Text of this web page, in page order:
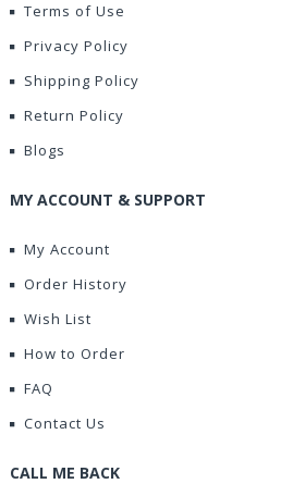
Terms of Use
Privacy Policy
Shipping Policy
Return Policy
Blogs
MY ACCOUNT & SUPPORT
My Account
Order History
Wish List
How to Order
FAQ
Contact Us
CALL ME BACK